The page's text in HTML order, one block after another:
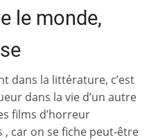
le monde,
dans la littérature, c’est
dans la vie d’un autre
films d’horreur
car on se fiche peut-être